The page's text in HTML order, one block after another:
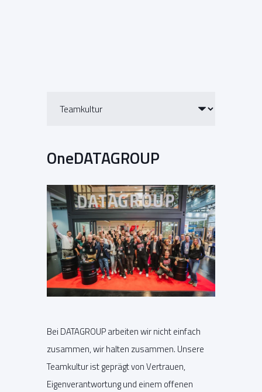
OneDATAGROUP
Bei DATAGROUP arbeiten wir nicht einfach
zusammen, wir halten zusammen. Unsere
Teamkultur ist geprägt von Vertrauen,
Eigenverantwortung und einem offenen